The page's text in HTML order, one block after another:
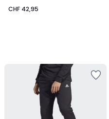
CHF 42,95